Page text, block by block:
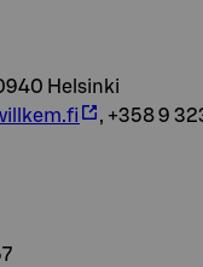
Helsinki
, +358 9